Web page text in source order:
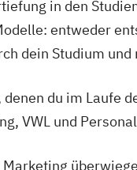
in den
entweder
dein Studium
du im Laufe
VWL und